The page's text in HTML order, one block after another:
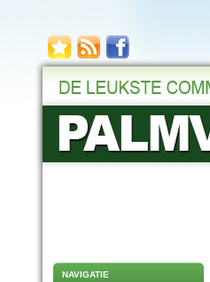
NAVIGATIE